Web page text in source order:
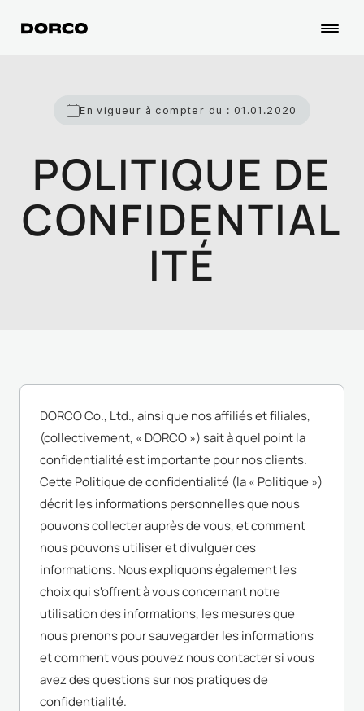
En vigueur à compter du : 01.01.2020
POLITIQUE DE
CONFIDENTIAL
ITÉ
DORCO Co., Ltd., ainsi que nos affiliés et filiales,
(collectivement, « DORCO ») sait à quel point la
confidentialité est importante pour nos clients.
Cette Politique de confidentialité (la « Politique »)
décrit les informations personnelles que nous
pouvons collecter auprès de vous, et comment
nous pouvons utiliser et divulguer ces
informations. Nous expliquons également les
choix qui s'offrent à vous concernant notre
utilisation des informations, les mesures que
nous prenons pour sauvegarder les informations
et comment vous pouvez nous contacter si vous
avez des questions sur nos pratiques de
confidentialité.